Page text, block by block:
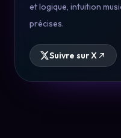
et logique, intuition
précises.
Suivre sur X